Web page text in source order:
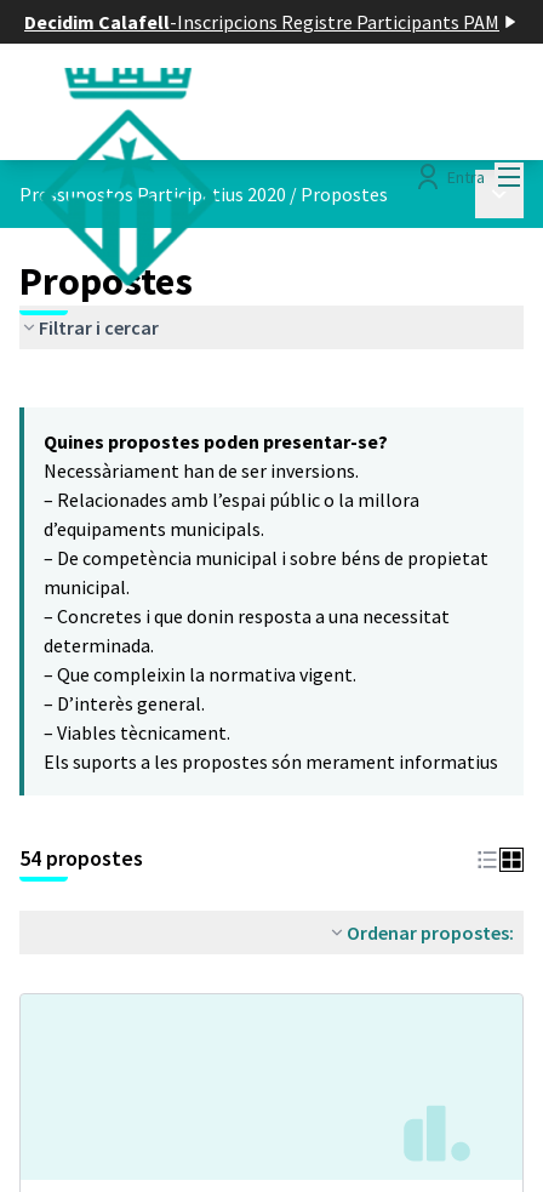
Decidim Calafell-Inscripcions Registre Participants PAM
Entra
Pressupostos Participatius 2020 / Propostes
Propostes
Filtrar i cercar
−
Quines propostes poden presentar-se?
Necessàriament han de ser inversions.
– Relacionades amb l’espai públic o la millora
d’equipaments municipals.
– De competència municipal i sobre béns de propietat
municipal.
– Concretes i que donin resposta a una necessitat
determinada.
– Que compleixin la normativa vigent.
– D’interès general.
– Viables tècnicament.
Els suports a les propostes són merament informatius
54 propostes
Ordenar propostes: